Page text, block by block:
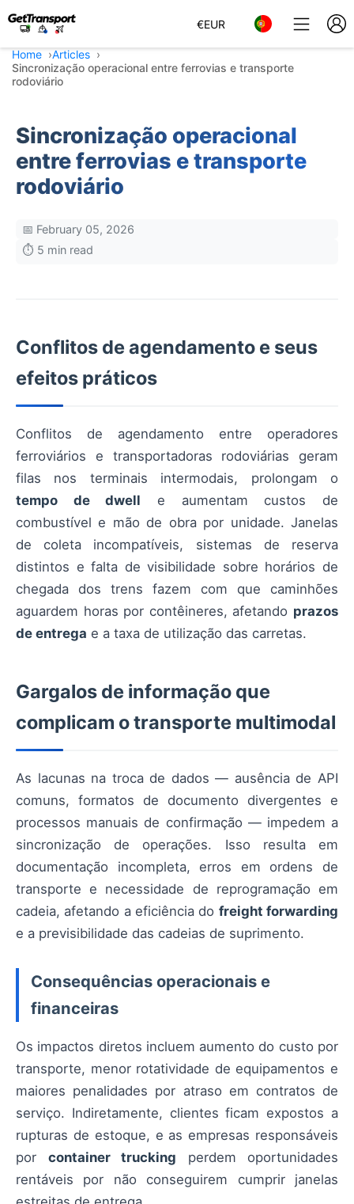
€EUR
Home
Articles
Sincronização operacional entre ferrovias e transporte
rodoviário
Sincronização operacional
entre ferrovias e transporte
rodoviário
📅 February 05, 2026
⏱️ 5 min read
Conflitos de agendamento e seus
efeitos práticos
Conflitos de agendamento entre operadores
ferroviários e transportadoras rodoviárias geram
filas nos terminais intermodais, prolongam o
tempo de dwell e aumentam custos de
combustível e mão de obra por unidade. Janelas
de coleta incompatíveis, sistemas de reserva
distintos e falta de visibilidade sobre horários de
chegada dos trens fazem com que caminhões
aguardem horas por contêineres, afetando prazos
de entrega e a taxa de utilização das carretas.
Gargalos de informação que
complicam o transporte multimodal
As lacunas na troca de dados — ausência de API
comuns, formatos de documento divergentes e
processos manuais de confirmação — impedem a
sincronização de operações. Isso resulta em
documentação incompleta, erros em ordens de
transporte e necessidade de reprogramação em
cadeia, afetando a eficiência do freight forwarding
e a previsibilidade das cadeias de suprimento.
Consequências operacionais e
financeiras
Os impactos diretos incluem aumento do custo por
transporte, menor rotatividade de equipamentos e
maiores penalidades por atraso em contratos de
serviço. Indiretamente, clientes ficam expostos a
rupturas de estoque, e as empresas responsáveis
por container trucking perdem oportunidades
rentáveis por não conseguirem cumprir janelas